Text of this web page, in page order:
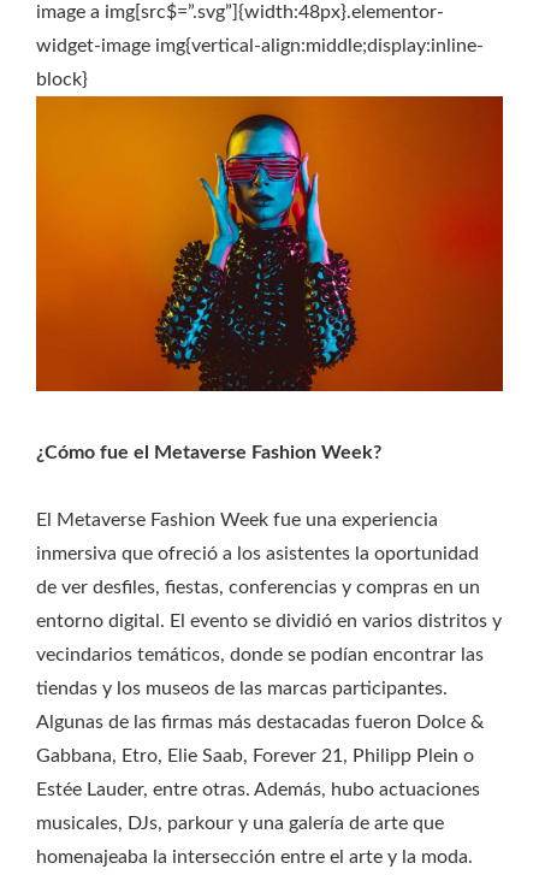
image a img[src$=”.svg”]{width:48px}.elementor-
widget-image img{vertical-align:middle;display:inline-
block}
¿Cómo fue el Metaverse Fashion Week?
El Metaverse Fashion Week fue una experiencia
inmersiva que ofreció a los asistentes la oportunidad
de ver desfiles, fiestas, conferencias y compras en un
entorno digital. El evento se dividió en varios distritos y
vecindarios temáticos, donde se podían encontrar las
tiendas y los museos de las marcas participantes.
Algunas de las firmas más destacadas fueron Dolce &
Gabbana, Etro, Elie Saab, Forever 21, Philipp Plein o
Estée Lauder, entre otras. Además, hubo actuaciones
musicales, DJs, parkour y una galería de arte que
homenajeaba la intersección entre el arte y la moda.